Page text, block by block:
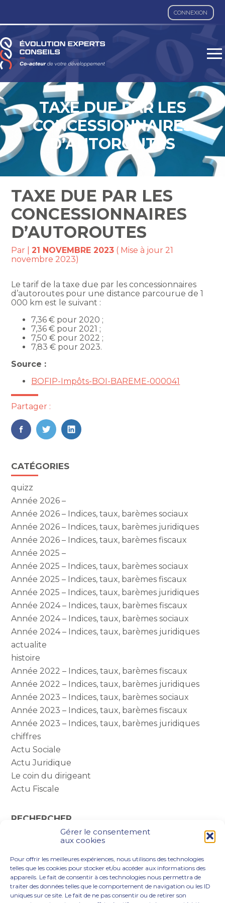
Gérer le consentement
aux cookies
Pour offrir les meilleures expériences, nous utilisons des technologies
telles que les cookies pour stocker et/ou accéder aux informations des
appareils. Le fait de consentir à ces technologies nous permettra de
traiter des données telles que le comportement de navigation ou les ID
uniques sur ce site. Le fait de ne pas consentir ou de retirer son
CONNEXION
Aller
au
contenu
TAXE DUE PAR LES
CONCESSIONNAIRES
D’AUTOROUTES
TAXE DUE PAR LES
CONCESSIONNAIRES
D’AUTOROUTES
Par |21 NOVEMBRE 2023 ( Mise à jour 21
novembre 2023)
Le tarif de la taxe due par les concessionnaires
d’autoroutes pour une distance parcourue de 1
000 km est le suivant :
7,36 € pour 2020 ;
7,36 € pour 2021 ;
7,50 € pour 2022 ;
7,83 € pour 2023.
Source :
BOFIP-Impôts-BOI-BAREME-000041
Partager :
FaceBook
TwitterLinkedIn
Blog
sidebar
CATÉGORIES
quizz
Année 2026 –
Année 2026 – Indices, taux, barèmes sociaux
Année 2026 – Indices, taux, barèmes juridiques
Année 2026 – Indices, taux, barèmes fiscaux
Année 2025 –
Année 2025 – Indices, taux, barèmes sociaux
Année 2025 – Indices, taux, barèmes fiscaux
Année 2025 – Indices, taux, barèmes juridiques
Année 2024 – Indices, taux, barèmes fiscaux
Année 2024 – Indices, taux, barèmes sociaux
Année 2024 – Indices, taux, barèmes juridiques
actualite
histoire
Année 2022 – Indices, taux, barèmes fiscaux
Année 2022 – Indices, taux, barèmes juridiques
Année 2023 – Indices, taux, barèmes sociaux
Année 2023 – Indices, taux, barèmes fiscaux
Année 2023 – Indices, taux, barèmes juridiques
chiffres
Actu Sociale
Actu Juridique
Le coin du dirigeant
Actu Fiscale
RECHERCHER
Rechercher :